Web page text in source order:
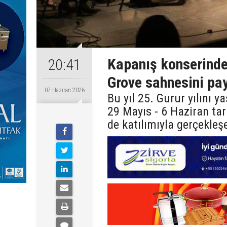
20:41
07 Haziran 2026
Kapanış
Grove sahnesini
Bu yıl 25. Gurur yılını
29 Mayıs - 6 Haziran
de katılımıyla